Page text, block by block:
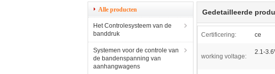
Alle producten
Het Controlesysteem van de
banddruk
Systemen voor de controle van
de bandenspanning van
aanhangwagens
Gedetailleerde
Certificering: ce
working voltage:
2.1-